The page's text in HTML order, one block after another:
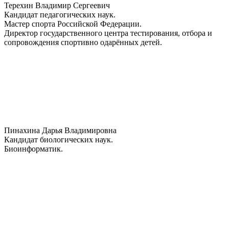
Терехин Владимир Сергеевич
Кандидат педагогических наук.
Мастер спорта Российской Федерации.
Директор государственного центра тестирования, отбора и
сопровождения спортивно одарённых детей.
Пинахина Дарья Владимировна
Кандидат биологических наук.
Биоинформатик.